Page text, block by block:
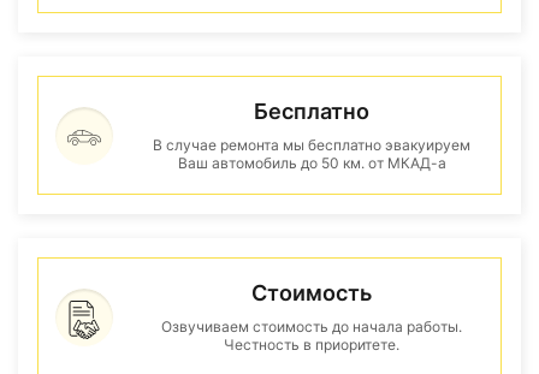
Бесплатно
В случае ремонта мы бесплатно эвакуируем
Ваш автомобиль до 50 км. от МКАД-а
Стоимость
Озвучиваем стоимость до начала работы.
Честность в приоритете.